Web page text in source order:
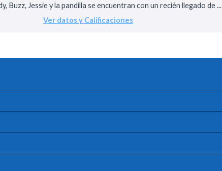
Buzz, Jessie y la pandilla se encuentran con un recién llegado de ...
Ver datos y Calificaciones